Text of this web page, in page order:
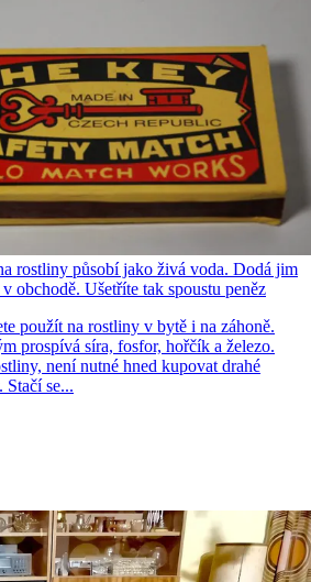
rostliny působí jako živá voda. Dodá jim
obchodě. Ušetříte tak spoustu peněz
použít na rostliny v bytě i na záhoně.
prospívá síra, fosfor, hořčík a železo.
není nutné hned kupovat drahé
Stačí se...